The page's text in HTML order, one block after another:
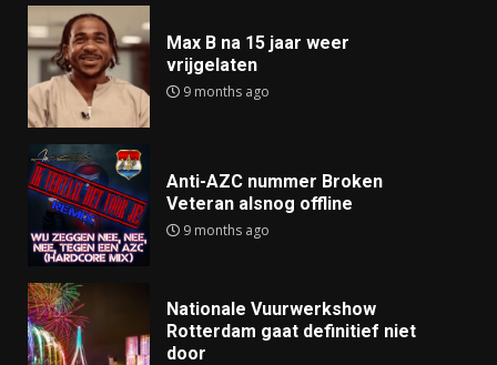
Max B na 15 jaar weer
vrijgelaten
9 months ago
Anti-AZC nummer Broken
Veteran alsnog offline
9 months ago
Nationale Vuurwerkshow
Rotterdam gaat definitief niet
door